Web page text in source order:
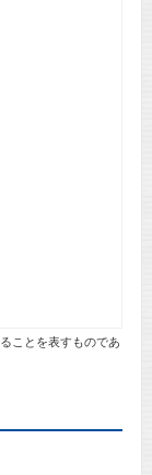
ことを表すものであ